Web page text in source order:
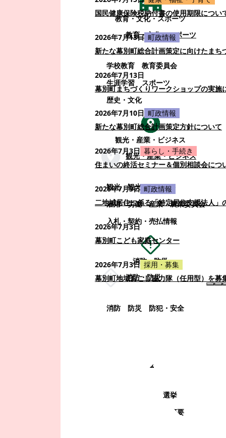
教育・文化・スポーツ
教育・文化・スポーツ
学校教育
教育委員会
生涯学習
スポーツ
歴史・文化
観光・産業・ビジネス
観光・産業・ビジネス
観光
観光・イベント
雇用・労働
産業
農業委員会
入札・契約・売払情報
消防・防災
消防・防災
消防 防災 防犯・安全
町政情報
選挙
町の概要
国民健康保険税納付書の使用期限につい
2026年7月13日 町政情報
新たな幕別町総合計画策定に向けたまち
2026年7月13日
幕別町まちづくりワークショップの実施
2026年7月10日 町政情報
新たな幕別町総合計画策定方針について
2026年7月3日 暮らし・手続き
住まいの終活セミナー＆個別相談会につ
2026年7月3日 町政情報
二地域居住に係る「特定居住支援法人」
2026年7月3日
幕別町こども家庭センター
2026年7月3日 採用・募集
幕別町地域おこし協力隊（任用型）を募